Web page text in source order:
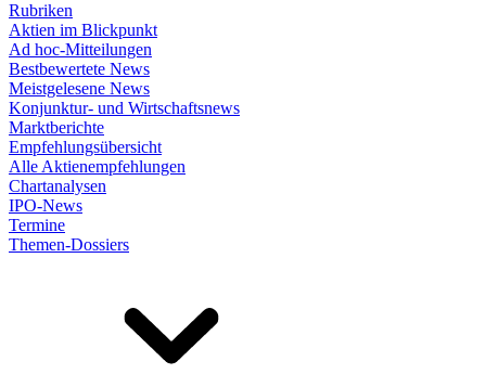
Rubriken
Aktien im Blickpunkt
Ad hoc-Mitteilungen
Bestbewertete News
Meistgelesene News
Konjunktur- und Wirtschaftsnews
Marktberichte
Empfehlungsübersicht
Alle Aktienempfehlungen
Chartanalysen
IPO-News
Termine
Themen-Dossiers